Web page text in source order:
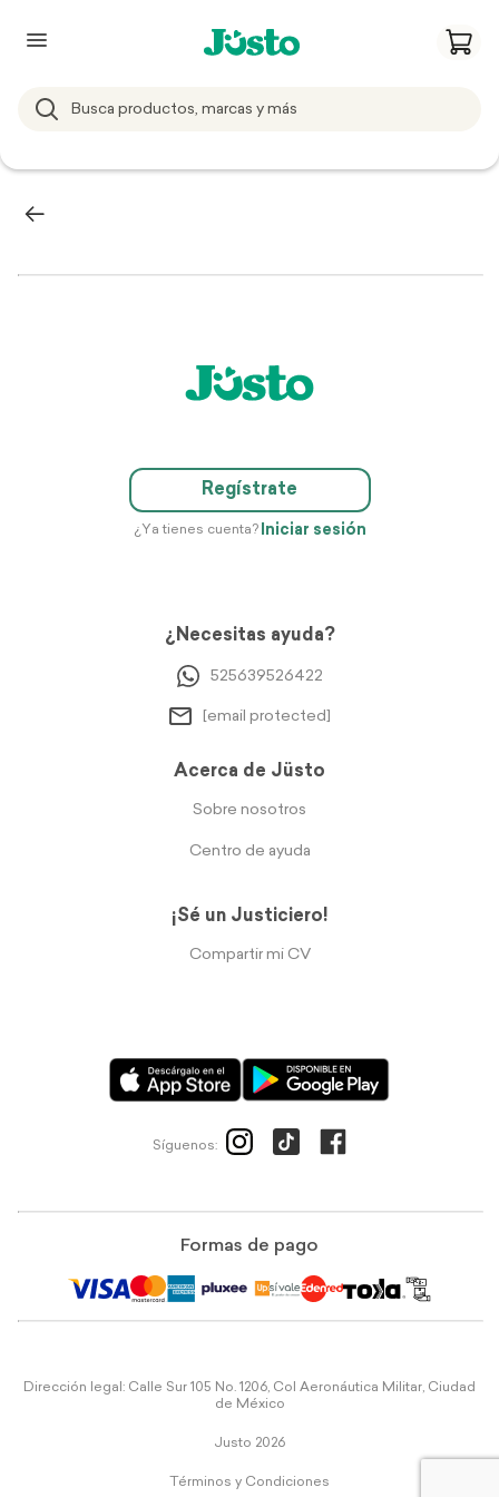
Regístrate
¿Ya tienes cuenta? Iniciar sesión
¿Necesitas ayuda?
525639526422
[email protected]
Acerca de Jüsto
Sobre nosotros
Centro de ayuda
¡Sé un Justiciero!
Compartir mi CV
Síguenos:
Formas de pago
Dirección legal: Calle Sur 105 No. 1206, Col Aeronáutica Militar, Ciudad
de México
Justo 2026
Términos y Condiciones